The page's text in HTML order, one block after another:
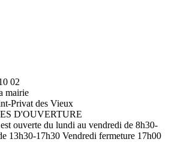
02
mairie
Privat des Vieux
D'OUVERTURE
ouverte du lundi au vendredi de 8h30-
13h30-17h30 Vendredi fermeture 17h00